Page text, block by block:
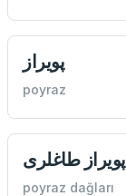
پويراز
poyraz
پويراز طاغلری
poyraz dağları